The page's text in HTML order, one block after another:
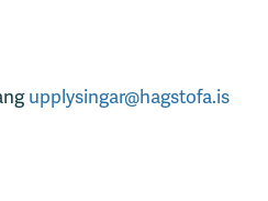
upplysingar@hagstofa.is